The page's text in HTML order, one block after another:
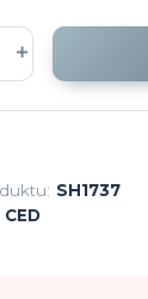
SH1737
CED